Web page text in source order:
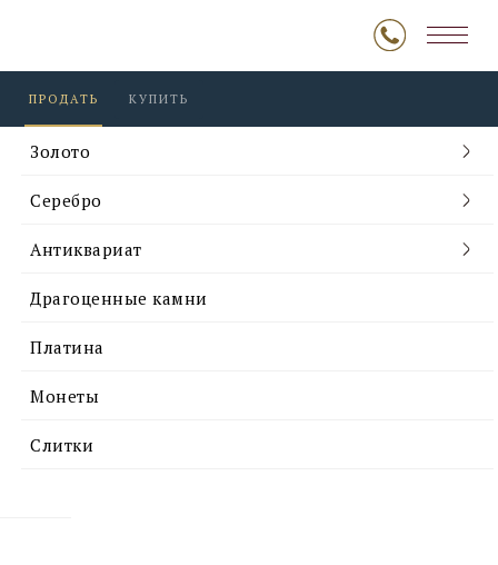
ПРОДАТЬ КУПИТЬ
Золото
Серебро
Антиквариат
Драгоценные камни
Платина
Монеты
Слитки